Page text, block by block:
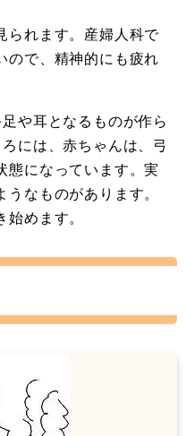
られます。産婦人科で
ので、精神的にも疲れ
や耳となるものが作ら
には、赤ちゃんは、弓
態になっています。実
なものがあります。
めます。